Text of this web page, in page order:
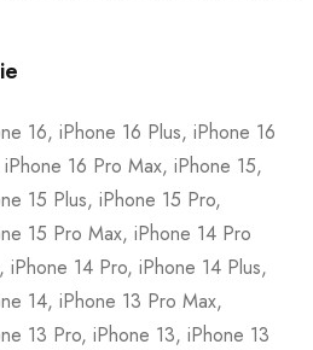
16, iPhone 16 Plus, iPhone 16
16 Pro Max, iPhone 15,
15 Plus, iPhone 15 Pro,
15 Pro Max, iPhone 14 Pro
iPhone 14 Pro, iPhone 14 Plus,
14, iPhone 13 Pro Max,
13 Pro, iPhone 13, iPhone 13